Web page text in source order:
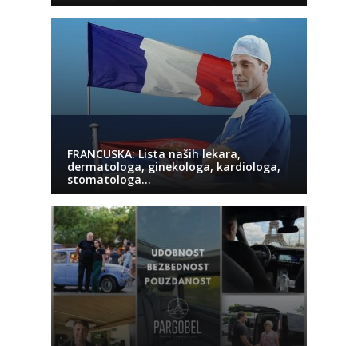
FRANCUSKA: Lista naših lekara,
dermatologa, ginekologa, kardiologa,
stomatologa…